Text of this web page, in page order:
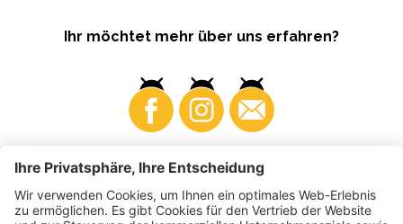
Ihr möchtet mehr über uns erfahren?
Business Produzenten